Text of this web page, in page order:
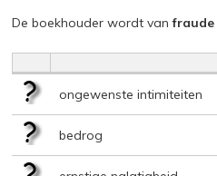
De boekhouder wordt vanfraude
ongewenste intimiteiten
bedrog